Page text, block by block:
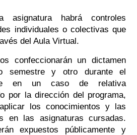
asignatura habrá controles
individuales o colectivas que
del Aula Virtual.
confeccionarán un dictamen
semestre y otro durante el
en un caso de relativa
por la dirección del programa,
los conocimientos y las
en las asignaturas cursadas.
expuestos públicamente y